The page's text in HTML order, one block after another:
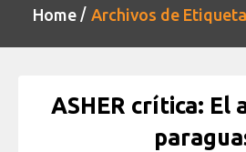
Home Archivos de
ASHER crítica: El